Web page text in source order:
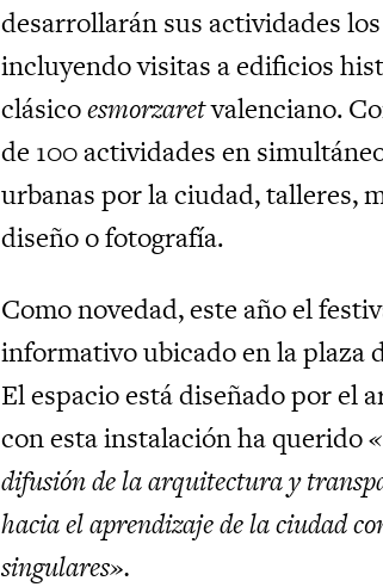
desarrollarán sus actividades
incluyendo visitas a edificios
clásicoesmorzaretvalenciano.
de 100 actividades en
urbanas por la ciudad, talleres,
diseño o fotografía.
Como novedad, este año el
informativo ubicado en la plaza
El espacio está diseñado por el
con esta instalación ha querido
difusión de la arquitectura y
hacia el aprendizaje de la ciudad
singulares».